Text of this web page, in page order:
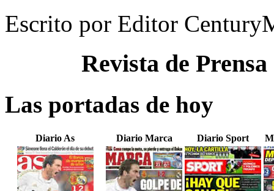
Escrito por Editor
Revista de
Las portadas de hoy
Diario As Diario Marca Diario Sport